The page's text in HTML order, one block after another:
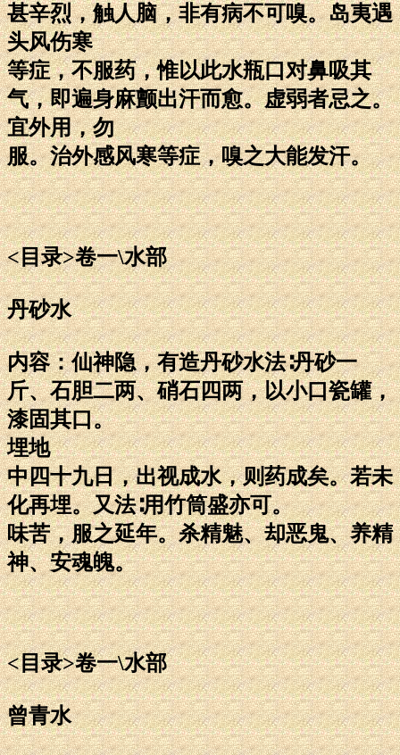
甚辛烈，触人脑，非有病不可嗅。岛夷遇
头风伤寒
等症，不服药，惟以此水瓶口对鼻吸其
气，即遍身麻颤出汗而愈。虚弱者忌之。
宜外用，勿
服。治外感风寒等症，嗅之大能发汗。
<目录>卷一\水部
丹砂水
内容：仙神隐，有造丹砂水法∶丹砂一
斤、石胆二两、硝石四两，以小口瓷罐，
漆固其口。
埋地
中四十九日，出视成水，则药成矣。若未
化再埋。又法∶用竹筒盛亦可。
味苦，服之延年。杀精魅、却恶鬼、养精
神、安魂魄。
<目录>卷一\水部
曾青水